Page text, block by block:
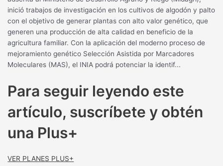
inició trabajos de investigación en los cultivos de algodón y palto
con el objetivo de generar plantas con alto valor genético, que
generen una producción de alta calidad en beneficio de la
agricultura familiar. Con la aplicación del moderno proceso de
mejoramiento genético Selección Asistida por Marcadores
Moleculares (MAS), el INIA podrá potenciar la identif...
Para seguir leyendo este
artículo, suscríbete y obtén
una Plus+
VER PLANES PLUS+